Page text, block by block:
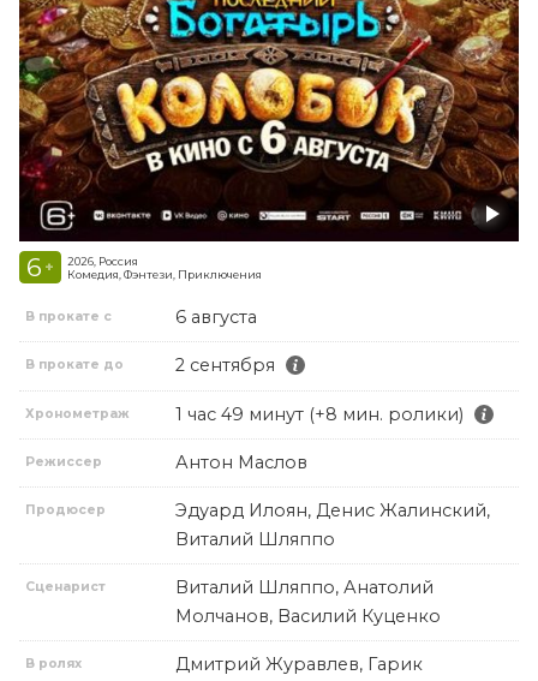
6 +
2026, Россия
Комедия, Фэнтези, Приключения
В прокате с 6 августа
В прокате до 2 сентября
Хронометраж 1 час 49 минут (+8 мин. ролики)
Режиссер Антон Маслов
Продюсер
Эдуард Илоян, Денис Жалинский,
Виталий Шляппо
Сценарист
Виталий Шляппо, Анатолий
Молчанов, Василий Куценко
В ролях
Дмитрий Журавлев, Гарик